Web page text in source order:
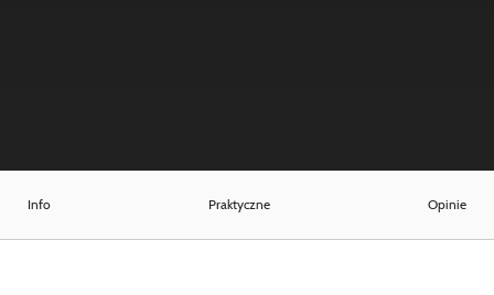
Info Praktyczne Opinie